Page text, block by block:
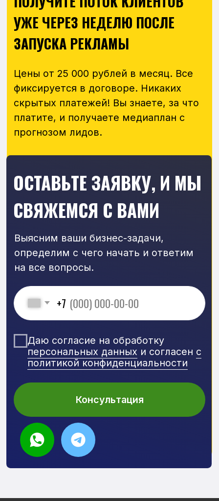
на все вопросы.
+7
политикой конфиденциальности